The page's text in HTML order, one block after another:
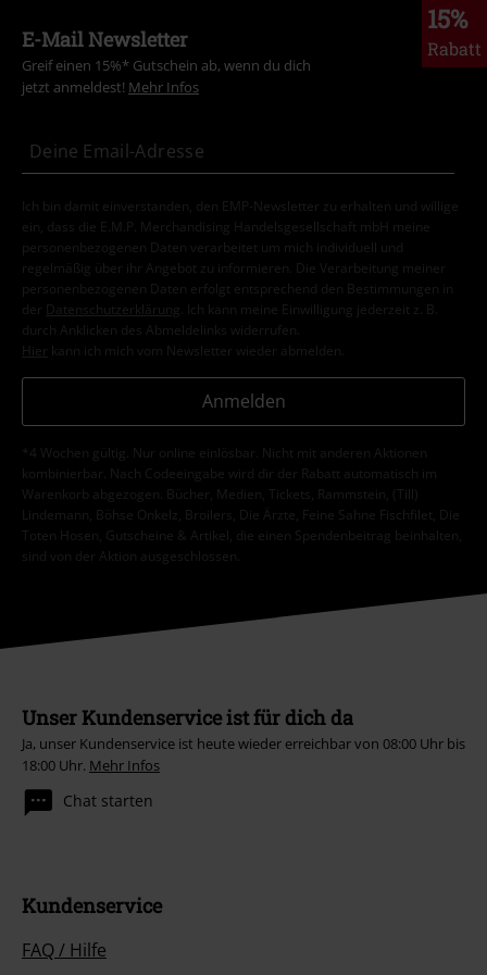
15%
Rabatt
E-Mail Newsletter
Greif einen 15%* Gutschein ab, wenn du dich
jetzt anmeldest! Mehr Infos
Ich bin damit einverstanden, den EMP-Newsletter zu erhalten und willige
ein, dass die E.M.P. Merchandising Handelsgesellschaft mbH meine
personenbezogenen Daten verarbeitet um mich individuell und
regelmäßig über ihr Angebot zu informieren. Die Verarbeitung meiner
personenbezogenen Daten erfolgt entsprechend den Bestimmungen in
der
Datenschutzerklärung
. Ich kann meine Einwilligung jederzeit z. B.
durch Anklicken des Abmeldelinks widerrufen.
Hier kann ich mich vom Newsletter wieder abmelden.
Anmelden
*4 Wochen gültig. Nur online einlösbar. Nicht mit anderen Aktionen
kombinierbar. Nach Codeeingabe wird dir der Rabatt automatisch im
Warenkorb abgezogen. Bücher, Medien, Tickets, Rammstein, (Till)
Lindemann, Böhse Onkelz, Broilers, Die Ärzte, Feine Sahne Fischfilet, Die
Toten Hosen, Gutscheine & Artikel, die einen Spendenbeitrag beinhalten,
sind von der Aktion ausgeschlossen.
Unser Kundenservice ist für dich da
Ja, unser Kundenservice ist heute wieder erreichbar von 08:00 Uhr bis
18:00 Uhr. Mehr Infos
Chat starten
Kundenservice
FAQ / Hilfe